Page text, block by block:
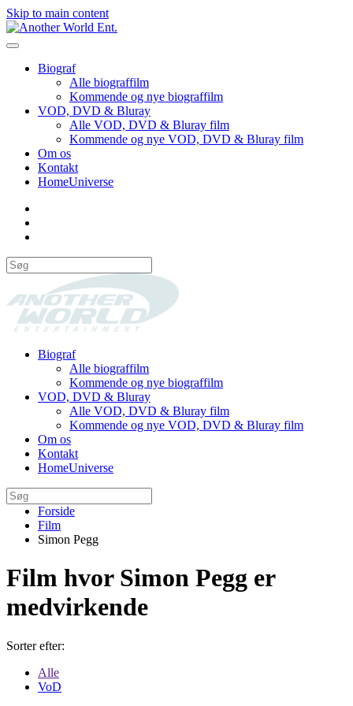
Skip to main content
Biograf
Alle biograffilm
Kommende og nye biograffilm
VOD, DVD & Bluray
Alle VOD, DVD & Bluray film
Kommende og nye VOD, DVD & Bluray film
Om os
Kontakt
HomeUniverse
Biograf
Alle biograffilm
Kommende og nye biograffilm
VOD, DVD & Bluray
Alle VOD, DVD & Bluray film
Kommende og nye VOD, DVD & Bluray film
Om os
Kontakt
HomeUniverse
Forside
Film
Simon Pegg
Film hvor Simon Pegg er
medvirkende
Sorter efter:
Alle
VoD